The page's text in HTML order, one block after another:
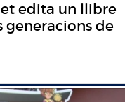
edita un llibre
generacions de